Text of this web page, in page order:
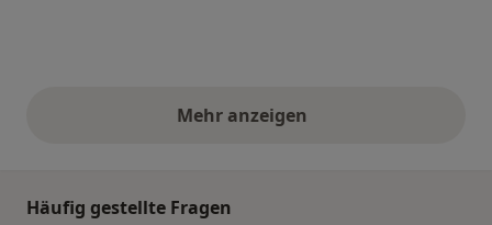
Mehr anzeigenobige Stellungnahmen
Häufig gestellte Fragen